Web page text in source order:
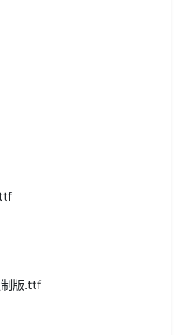
制版.ttf